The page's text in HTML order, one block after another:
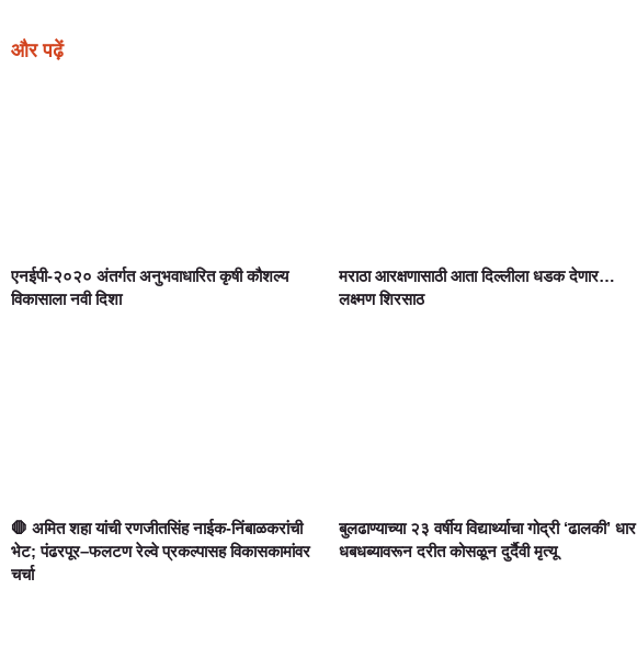
और पढ़ें
एनईपी-२०२० अंतर्गत अनुभवाधारित कृषी कौशल्य
विकासाला नवी दिशा
मराठा आरक्षणासाठी आता दिल्लीला धडक देणार…
लक्ष्मण शिरसाठ
🛑 अमित शहा यांची रणजीतसिंह नाईक-निंबाळकरांची
भेट; पंढरपूर–फलटण रेल्वे प्रकल्पासह विकासकामांवर
चर्चा
बुलढाण्याच्या २३ वर्षीय विद्यार्थ्याचा गोद्री ‘ढालकी’ धार
धबधब्यावरून दरीत कोसळून दुर्दैवी मृत्यू